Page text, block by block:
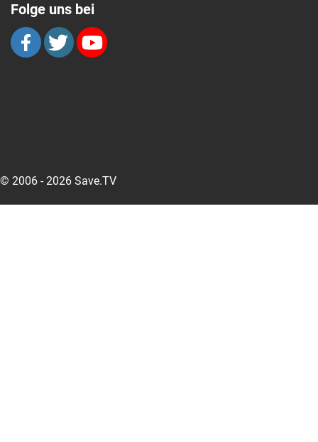
Folge uns bei
© 2006 - 2026 Save.TV